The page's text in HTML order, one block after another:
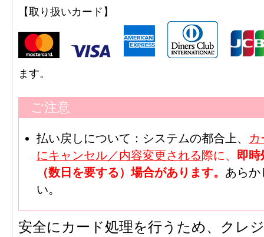
【取り扱いカード】
ます。
ご注意
払い戻しについて：システムの都合上、 カ
にキャンセル／内容変更される際に、 即時
（数日を要する）場合があります。 あらか
い。
安全にカード処理を行うため、クレ